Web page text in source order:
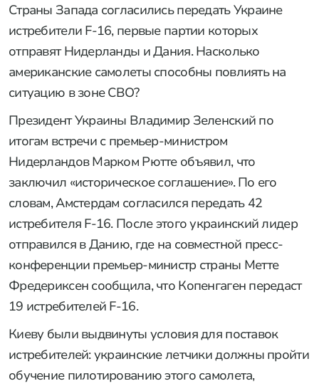
Страны Запада согласились передать Украине
истребители F-16, первые партии которых
отправят Нидерланды и Дания. Насколько
американские самолеты способны повлиять на
ситуацию в зоне СВО?
Президент Украины Владимир Зеленский по
итогам встречи с премьер-министром
Нидерландов Марком Рютте объявил, что
заключил «историческое соглашение». По его
словам, Амстердам согласился передать 42
истребителя F-16. После этого украинский лидер
отправился в Данию, где на совместной пресс-
конференции премьер-министр страны Метте
Фредериксен сообщила, что Копенгаген передаст
19 истребителей F-16.
Киеву были выдвинуты условия для поставок
истребителей: украинские летчики должны пройти
обучение пилотированию этого самолета,